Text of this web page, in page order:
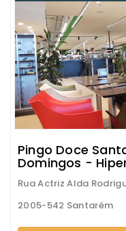
Pingo Doce
Domingos -
Rua Actriz Alda
2005-542 Santarém